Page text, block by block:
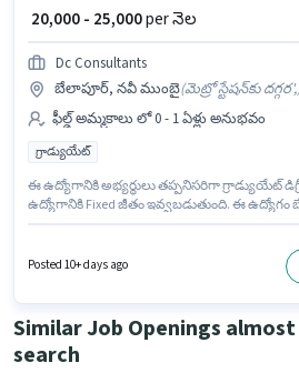
₹ 20,000 - 25,000per నెల
Dc Consultants
బేలాపూర్, నవీ ముంబై(మెట్రో స్టేషన్‌కు దగ్గర',
ఫీల్డ్ అమ్మకాలు లో 0 - 1 ఏళ్లు అనుభవం
గ్రాడ్యుయేట్
ఈ ఉద్యోగానికి అభ్యర్థులు తప్పనిసరిగా గ్రాడ్యుయేట్
ఉద్యోగానికి Fixed జీతం ఇవ్వబడుతుంది. ఈ
Posted 10+ days ago
Similar Job Openings
search